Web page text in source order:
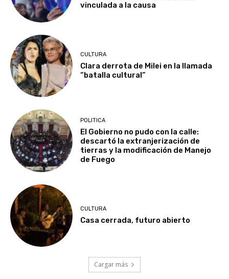
vinculada a la causa
CULTURA
Clara derrota de Milei en la llamada
“batalla cultural”
POLITICA
El Gobierno no pudo con la calle:
descartó la extranjerización de
tierras y la modificación de Manejo
de Fuego
CULTURA
Casa cerrada, futuro abierto
Cargar más